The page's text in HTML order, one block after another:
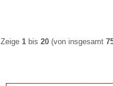
Zeige 1 bis 20 (von insgesamt